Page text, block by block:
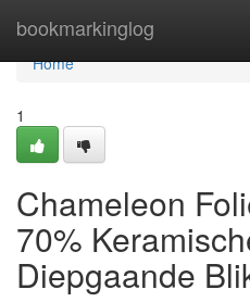
bookmarkinglog
Home
Home
1
Chameleon
70%
Diepgaande